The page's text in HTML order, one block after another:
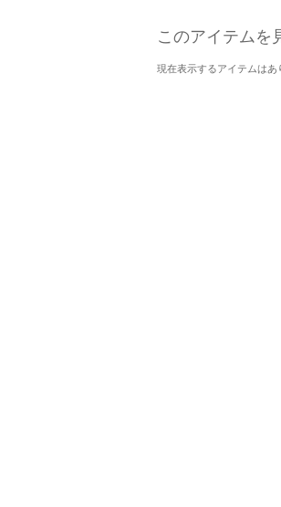
このアイテムを
現在表示するアイテムはあ